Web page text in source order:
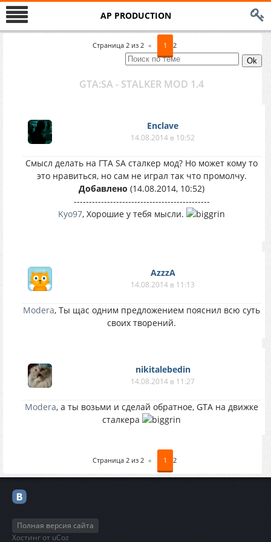
AP PRODUCTION
Страница 2 из 2 « 1 2
GTA:SA - STALKER MOD 1.4
Enclave
14.08.2014 в 10:52
Смысл делать на ГТА SA сталкер мод? Но может кому то
это нравиться, но сам не играл так что промолчу.
Добавлено (14.08.2014, 10:52)
---------------------------------------------
Kyo97, Хорошие у тебя мысли.
AzzzA
14.08.2014 в 11:13
Modera, Ты щас одним предложением пояснил всю суть
своих творений.
nikitalebedin
14.08.2014 в 11:27
Modera, а ты возьми и сделай обратное, GTA на движке
сталкера
Страница 2 из 2 « 1 2
Полная версия сайта
Хостинг от uCoz